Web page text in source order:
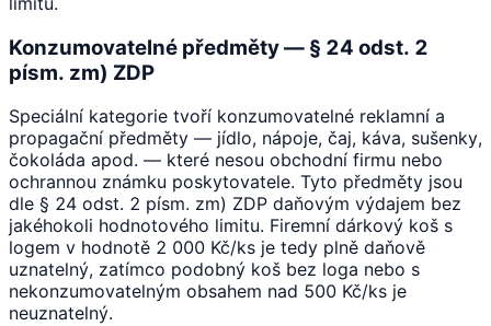
Konzumovatelné předměty — § 24 odst. 2
písm. zm) ZDP
Speciální kategorie tvoří konzumovatelné reklamní a
propagační předměty — jídlo, nápoje, čaj, káva, sušenky,
čokoláda apod. — které nesou obchodní firmu nebo
ochrannou známku poskytovatele. Tyto předměty jsou
dle § 24 odst. 2 písm. zm) ZDP daňovým výdajem bez
jakéhokoli hodnotového limitu. Firemní dárkový koš s
logem v hodnotě 2 000 Kč/ks je tedy plně daňově
uznatelný, zatímco podobný koš bez loga nebo s
nekonzumovatelným obsahem nad 500 Kč/ks je
neuznatelný.